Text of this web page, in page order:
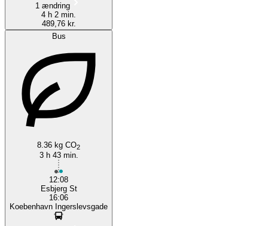
1 ændring
4 h 2 min.
489,76 kr.
Bus
8.36 kg CO2
3 h 43 min.
12:08
Esbjerg St
16:06
Koebenhavn Ingerslevsgade